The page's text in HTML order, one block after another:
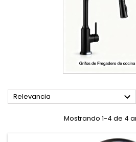
Relevancia 
Mostrando 1-4 de 4